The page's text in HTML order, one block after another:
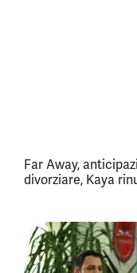
Far Away,
divorziare, Kaya